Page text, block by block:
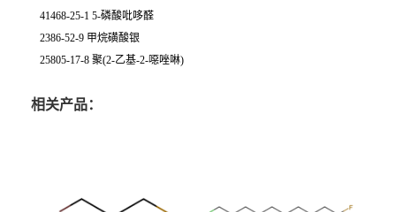
41468-25-1 5-磷酸吡哆醛
2386-52-9 甲烷磺酸银
25805-17-8 聚(2-乙基-2-噁唑啉)
相关产品：